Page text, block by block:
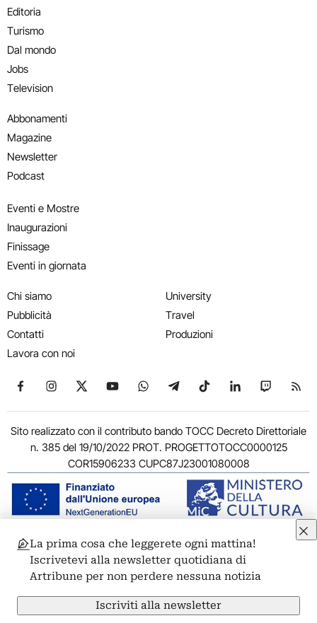
Editoria
Turismo
Dal mondo
Jobs
Television
Abbonamenti
Magazine
Newsletter
Podcast
Eventi e Mostre
Inaugurazioni
Finissage
Eventi in giornata
Chi siamo
Pubblicità
Contatti
Lavora con noi
University
Travel
Produzioni
Seguici su Facebook
Seguici su Instagram
Seguici su X
Seguici su YouTube
Seguici su WhatsApp
Seguici su Telegram
Seguici su TikTok
Seguici su
Seguici
Sito realizzato con il contributo bando TOCC Decreto Direttoriale
n. 385 del 19/10/2022 PROT. PROGETTOTOCC0000125
COR15906233 CUPC87J23001080008
© 2011-2026 ARTRIBUNE srl – Corso Vittorio Emanuele II, 287 –
00186 Roma - P.I. 11381581005
Privacy: Responsabile della protezione dei dati personali
ARTRIBUNE srl – Corso Vittorio Emanuele II, 287 – 00186 Roma
Termini e condizioniPrivacy PolicyCookie PolicyCredits
La prima cosa che leggerete ogni mattina!
Iscrivetevi alla newsletter quotidiana di
Artribune per non perdere nessuna notizia
Iscriviti alla newsletter